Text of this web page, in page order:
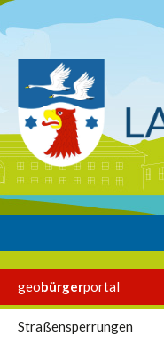
geobürgerportal
Straßensperrungen